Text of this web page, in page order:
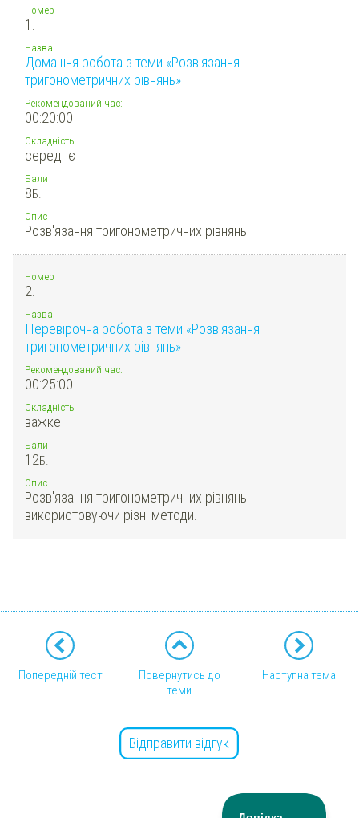
Номер
1.
Назва
Домашня робота з теми «Розв'язання
тригонометричних рівнянь»
Рекомендований час:
00:20:00
Складність
середнє
Бали
8Б.
Опис
Розв'язання тригонометричних рівнянь
Номер
2.
Назва
Перевірочна робота з теми «Розв'язання
тригонометричних рівнянь»
Рекомендований час:
00:25:00
Складність
важке
Бали
12Б.
Опис
Розв'язання тригонометричних рівнянь
використовуючи різні методи.
Попередній тест
Повернутись до
теми
Наступна тема
Відправити відгук